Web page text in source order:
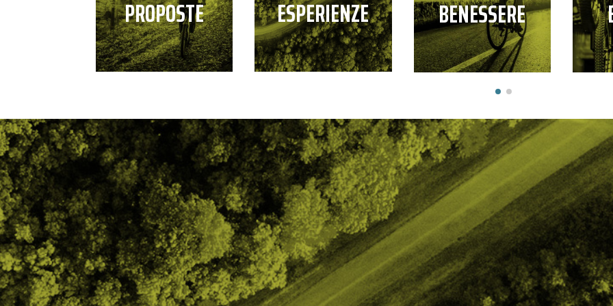
PROPOSTE ESPERIENZE BENESSERE